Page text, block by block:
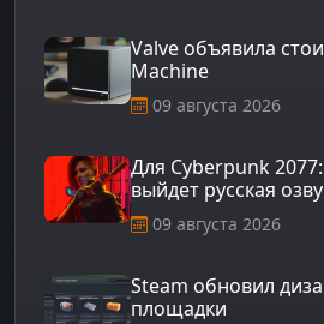
Valve объявила
Machine
09 августа 2026
Для Cyberpunk
выйдет русская
09 августа 2026
Steam обновил
площадки